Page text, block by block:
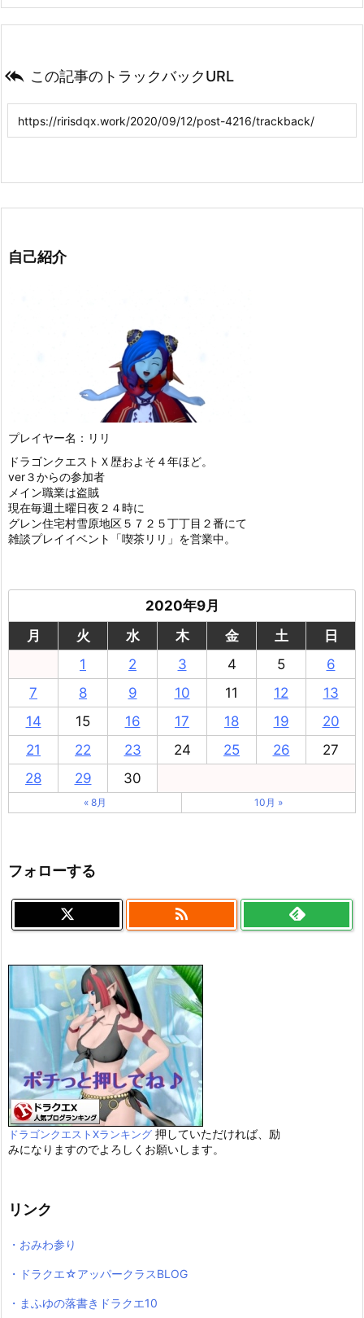
 この記事のトラックバックURL
自己紹介
プレイヤー名：リリ
ドラゴンクエストＸ歴およそ４年ほど。
ver３からの参加者
メイン職業は盗賊
現在毎週土曜日夜２４時に
グレン住宅村雪原地区５７２５丁丁目２番にて
雑談プレイイベント「喫茶リリ」を営業中。
2020年9月
月
火 水 木 金 土
日
1
2 3 4 5
6
7
8 9 10 11 12
13
14
15 16 17 18 19
20
21
22 23 24 25 26
27
28
29 30
« 8月 10月 »
フォローする

ドラゴンクエストXランキング 押していただければ、励
みになりますのでよろしくお願いします。
リンク
・おみわ参り
・ドラクエ☆アッパークラスBLOG
・まふゆの落書きドラクエ10